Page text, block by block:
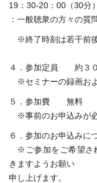
19：30-20：00（30分
：一般聴衆の方々の質
※終了時刻は若干前後
４．参加定員 約３
※セミナーの録画およ
５．参加費 無料
※事前のお申込みが必
６．参加のお申込みに
※ご参加をご希望さ
きますようお願い
申し上げます。